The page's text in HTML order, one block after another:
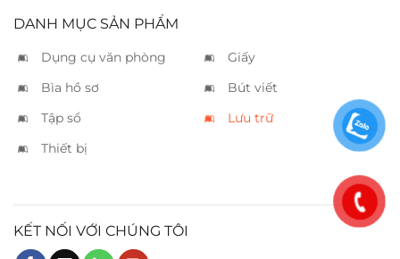
DANH MỤC SẢN PHẨM
Dụng cụ văn phòng
Giấy
Bìa hồ sơ
Bút viết
Tập sổ
Lưu trữ
Thiết bị
KẾT NỐI VỚI CHÚNG TÔI